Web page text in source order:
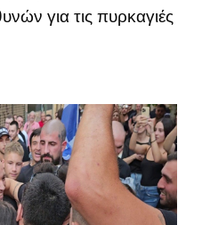
για τις πυρκαγιές